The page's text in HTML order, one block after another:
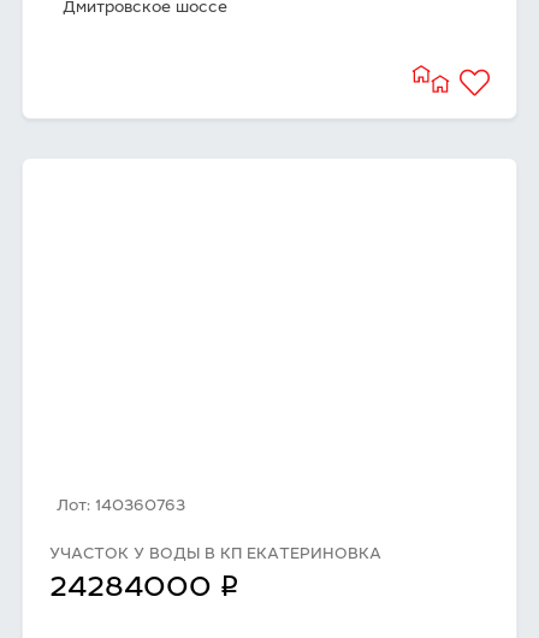
Дмитровское шоссе
Лот: 140360763
УЧАСТОК У ВОДЫ В КП ЕКАТЕРИНОВКА
24284000 q